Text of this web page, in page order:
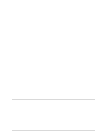
الضوء على
مُبتكر وحساس
الصور
مغاير
تعزيز مشاركة